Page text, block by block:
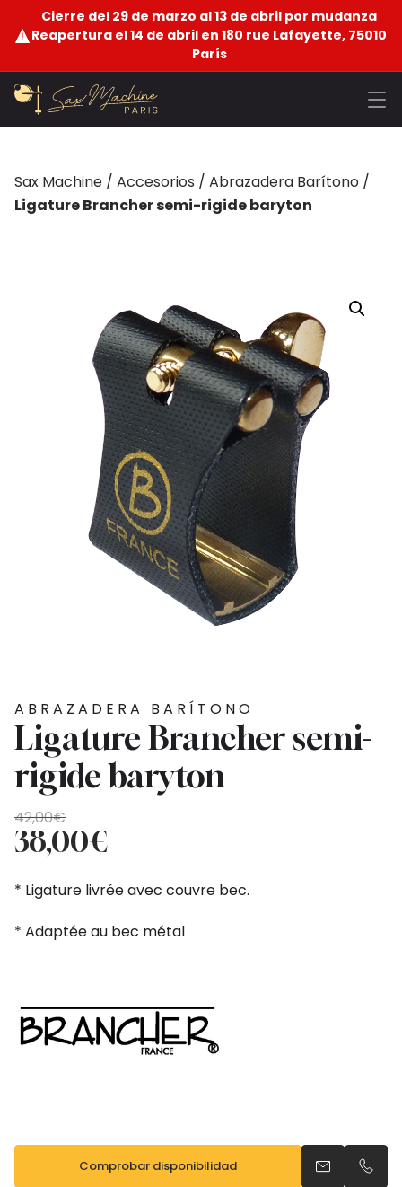
Cierre del 29 de marzo al 13 de abril por mudanza
Reapertura el 14 de abril en 180 rue Lafayette, 75010
París
Sax Machine / Accesorios / Abrazadera Barítono /
Ligature Brancher semi-rigide baryton
ABRAZADERA BARÍTONO
Ligature Brancher semi-
rigide baryton
42,00€
El
precio
original
era:
42,00€.
38,00€
El
precio
actual
es:
38,00€.
* Ligature livrée avec couvre bec.
* Adaptée au bec métal
Comprobar disponibilidad Enviar un